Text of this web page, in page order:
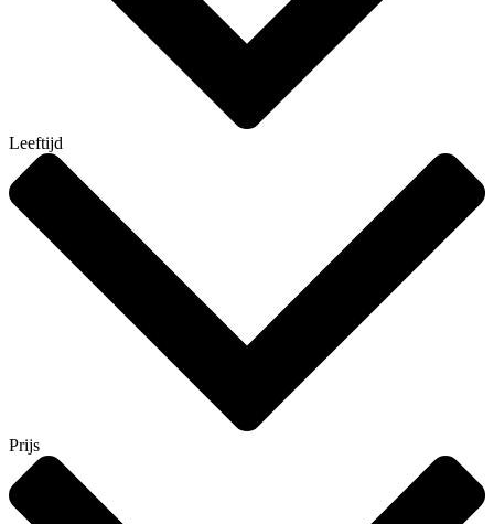
Leeftijd
Prijs